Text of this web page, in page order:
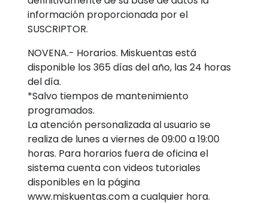
información proporcionada por el
SUSCRIPTOR.
NOVENA.- Horarios. Miskuentas está
disponible los 365 días del año, las 24 horas
del día.
*Salvo tiempos de mantenimiento
programados.
La atención personalizada al usuario se
realiza de lunes a viernes de 09:00 a 19:00
horas. Para horarios fuera de oficina el
sistema cuenta con videos tutoriales
disponibles en la página
www.miskuentas.com a cualquier hora.